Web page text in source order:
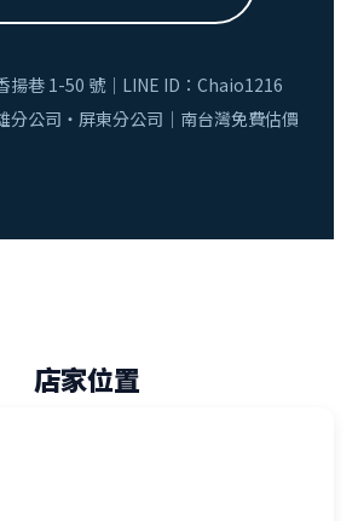
揚巷 1-50 號｜LINE ID：Chaio1216
分公司・屏東分公司｜南台灣免費估價
店家位置